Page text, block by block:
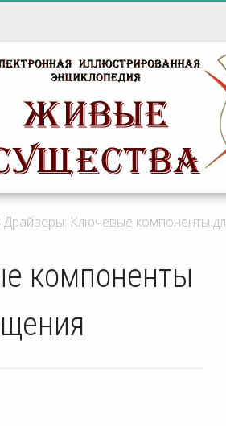
Драйверы: Ключевые компоненты
компоненты